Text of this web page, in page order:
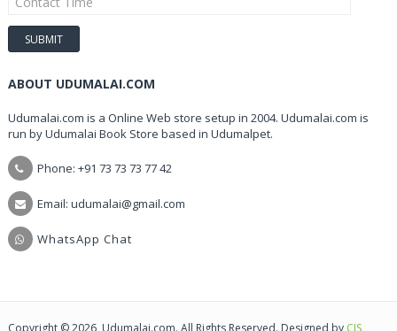
ABOUT UDUMALAI.COM
Udumalai.com is a Online Web store setup in 2004. Udumalai.com is
run by Udumalai Book Store based in Udumalpet.
Phone: +91 73 73 73 77 42
Email: udumalai@gmail.com
WhatsApp Chat